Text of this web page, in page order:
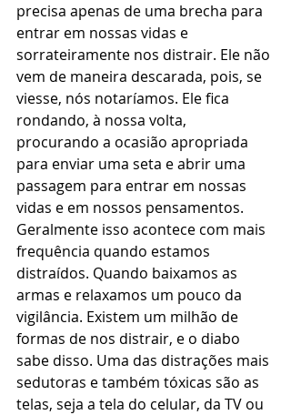
precisa apenas de uma brecha para
entrar em nossas vidas e
sorrateiramente nos distrair. Ele não
vem de maneira descarada, pois, se
viesse, nós notaríamos. Ele fica
rondando, à nossa volta,
procurando a ocasião apropriada
para enviar uma seta e abrir uma
passagem para entrar em nossas
vidas e em nossos pensamentos.
Geralmente isso acontece com mais
frequência quando estamos
distraídos. Quando baixamos as
armas e relaxamos um pouco da
vigilância. Existem um milhão de
formas de nos distrair, e o diabo
sabe disso. Uma das distrações mais
sedutoras e também tóxicas são as
telas, seja a tela do celular, da TV ou